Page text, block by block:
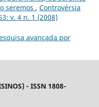
seremos , Controvérsia
v. 4 n. 1 (2008)
avançada por
- ISSN 1808-